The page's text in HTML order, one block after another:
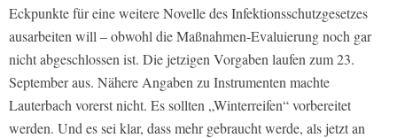
Eckpunkte für eine weitere Novelle des Infektionsschutzgesetzes
ausarbeiten will – obwohl die Maßnahmen-Evaluierung noch gar
nicht abgeschlossen ist. Die jetzigen Vorgaben laufen zum 23.
September aus. Nähere Angaben zu Instrumenten machte
Lauterbach vorerst nicht. Es sollten „Winterreifen“ vorbereitet
werden. Und es sei klar, dass mehr gebraucht werde, als jetzt an